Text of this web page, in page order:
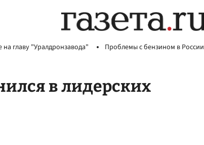
главу "Уралдронзавода" Проблемы с бензином в России
в лидерских